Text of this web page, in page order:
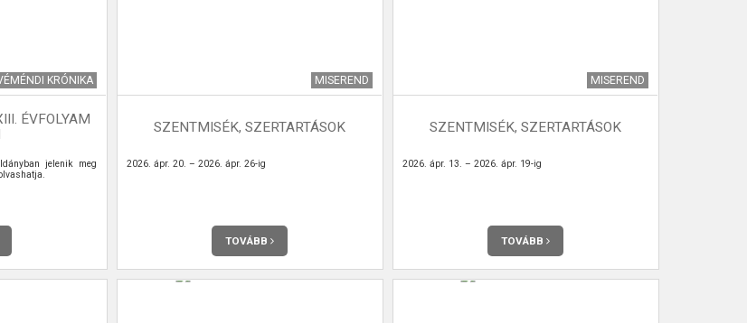
KRÓNIKA
ÉVFOLYAM
jelenik meg
MISEREND
SZENTMISÉK, SZERTARTÁSOK
2026. ápr. 20. – 2026. ápr. 26-ig
TOVÁBB
MISEREND
SZENTMISÉK, SZERTARTÁSOK
2026. ápr. 13. – 2026. ápr. 19-ig
TOVÁBB